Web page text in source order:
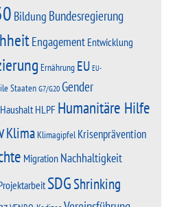
Bildung Bundesregierung
Engagement Entwicklung
Ernährung EU EU-
StaatenG7/G20Gender
HaushaltHLPF Humanitäre Hilfe
KlimaKlimagipfel Krisenprävention
Migration Nachhaltigkeit
SDGShrinking